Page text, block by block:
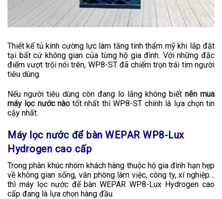
Thiết kế tủ kính cường lực làm tăng tính thẩm mỹ khi lắp đặt
tại bất cứ không gian của từng hộ gia đình. Với những đặc
điểm vượt trội nói trên, WP8-ST đã chiếm trọn trái tim người
tiêu dùng.
Nếu người tiêu dùng còn đang lo lắng không biết nên mua
máy lọc nước nàotốt nhất thì WP8-ST chính là lựa chọn tin
cậy nhất.
Máy lọc nước để bàn WEPAR WP8-Lux
Hydrogen cao cấp
Trong phân khúc nhóm khách hàng thuộc hộ gia đình hạn hẹp
về không gian sống, văn phòng làm việc, công ty, xí nghiệp…
thì máy lọc nước để bàn WEPAR WP8-Lux Hydrogen cao
cấp đang là lựa chọn hàng đầu.